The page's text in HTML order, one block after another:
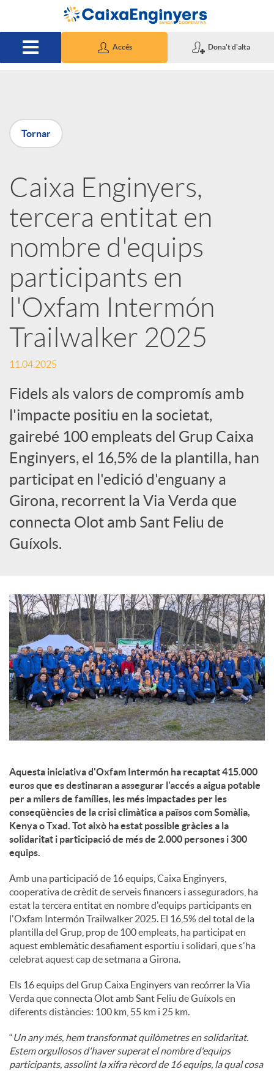
Salta al contingut principal
Accés Dona't d'alta
P
u
b
l
i
c
a
d
o
r
d
e
o
n
t
i
n
g
u
t
s
Tornar
Caixa Enginyers,
tercera entitat en
nombre d'equips
participants en
l'Oxfam Intermón
Trailwalker 2025
11.04.2025
Fidels als valors de compromís amb
l'impacte positiu en la societat,
gairebé 100 empleats del Grup Caixa
Enginyers, el 16,5% de la plantilla, han
participat en l'edició d'enguany a
Girona, recorrent la Via Verda que
connecta Olot amb Sant Feliu de
Guíxols.
Aquesta iniciativa d'Oxfam Intermón ha recaptat 415.000
euros que es destinaran a assegurar l'accés a aigua potable
per a milers de famílies, les més impactades per les
conseqüències de la crisi climàtica a països com Somàlia,
Kenya o Txad. Tot això ha estat possible gràcies a la
solidaritat i participació de més de 2.000 persones i 300
equips.
Amb una participació de 16 equips, Caixa Enginyers,
cooperativa de crèdit de serveis financers i asseguradors, ha
estat la tercera entitat en nombre d'equips participants en
l'Oxfam Intermón Trailwalker 2025. El 16,5% del total de la
plantilla del Grup, prop de 100 empleats, ha participat en
aquest emblemàtic desafiament esportiu i solidari, que s'ha
celebrat aquest cap de setmana a Girona.
Els 16 equips del Grup Caixa Enginyers van recórrer la Via
Verda que connecta Olot amb Sant Feliu de Guíxols en
diferents distàncies: 100 km, 55 km i 25 km.
“Un any més, hem transformat quilòmetres en solidaritat.
Estem orgullosos d'haver superat el nombre d'equips
participants, assolint la xifra rècord de 16 equips, la qual cosa